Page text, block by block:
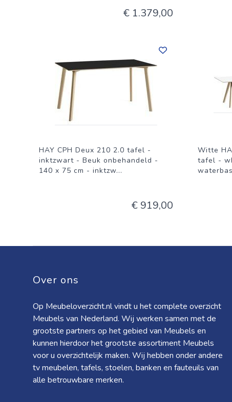
€ 1.379,00
HAY CPH Deux 210 2.0 tafel -
inktzwart - Beuk onbehandeld -
140 x 75 cm - inktzw...
€ 919,00
Witte
tafel -
Over ons
Op Meubeloverzicht.nl vindt u het complete overzicht
Meubels van Nederland. Wij werken samen met de
grootste partners op het gebied van Meubels en
kunnen hierdoor het grootste assortiment Meubels
voor u overzichtelijk maken. Wij hebben onder andere
tv meubelen, tafels, stoelen, banken en fauteuils van
alle betrouwbare merken.